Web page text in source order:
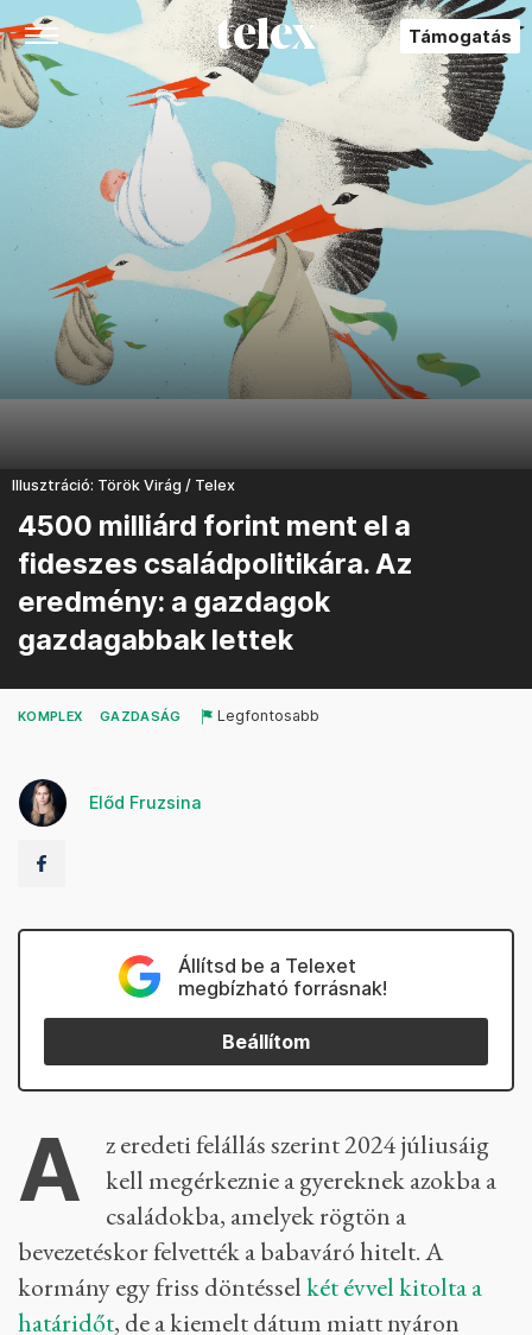
Támogatás
Illusztráció: Török Virág / Telex
4500 milliárd forint ment el a
fideszes családpolitikára. Az
eredmény: a gazdagok
gazdagabbak lettek
KOMPLEX GAZDASÁG Legfontosabb
Előd Fruzsina
Állítsd be a Telexet
megbízható forrásnak!
Beállítom
A
z eredeti felállás szerint 2024 júliusáig
kell megérkeznie a gyereknek azokba a
családokba, amelyek rögtön a
bevezetéskor felvették a babaváró hitelt. A
kormány egy friss döntésselkét évvel kitolta a
határidőt, de a kiemelt dátum miatt nyáron